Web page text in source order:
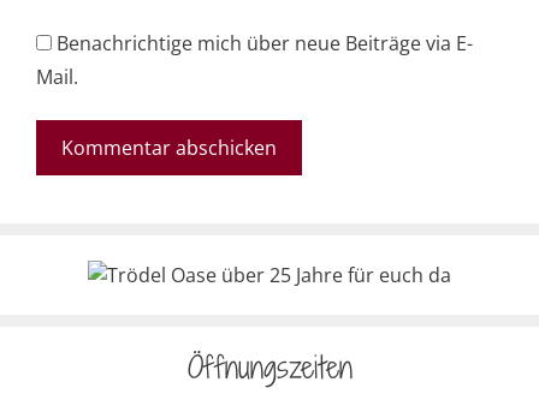
Benachrichtige mich über neue Beiträge via E-
Mail.
Öffnungszeiten